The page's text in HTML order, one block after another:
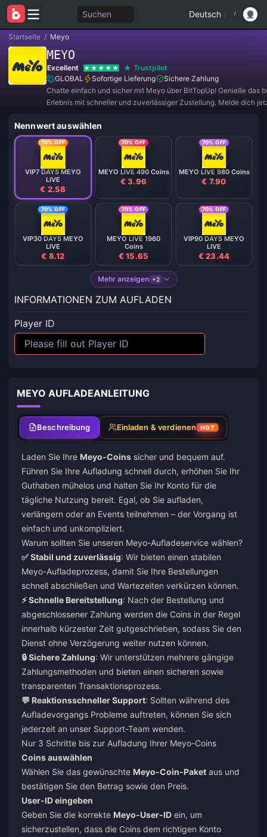
Suchen Deutsch /
Startseite / Meyo
MEYO
Excellent
Trustpilot
GLOBAL
Sofortige Lieferung
Sichere Zahlung
Chatte einfach und sicher mit Meyo über BitTopUp! Genieße das
Erlebnis mit schneller und zuverlässiger Zustellung. Melde dich
Nennwert auswählen
70% OFF
VIP7 DAYS MEYO
LIVE
€ 2.58
70% OFF
MEYO LIVE 490 Coins
€ 3.96
70% OFF
MEYO LIVE 980 Coins
€ 7.90
70% OFF
VIP30 DAYS MEYO
LIVE
€ 8.12
70% OFF
MEYO LIVE 1960
Coins
€ 15.65
70% OFF
VIP90 DAYS MEYO
LIVE
€ 23.44
Mehr anzeigen +2
INFORMATIONEN ZUM AUFLADEN
Player ID
MEYO AUFLADEANLEITUNG
Beschreibung Einladen & verdienen HOT
Laden Sie Ihre Meyo-Coins sicher und bequem auf.
Führen Sie Ihre Aufladung schnell durch, erhöhen Sie Ihr
Guthaben mühelos und halten Sie Ihr Konto für die
tägliche Nutzung bereit. Egal, ob Sie aufladen,
verlängern oder an Events teilnehmen – der Vorgang ist
einfach und unkompliziert.
Warum sollten Sie unseren Meyo-Aufladeservice wählen?
✅ Stabil und zuverlässig: Wir bieten einen stabilen
Meyo-Aufladeprozess, damit Sie Ihre Bestellungen
schnell abschließen und Wartezeiten verkürzen können.
⚡ Schnelle Bereitstellung: Nach der Bestellung und
abgeschlossener Zahlung werden die Coins in der Regel
innerhalb kürzester Zeit gutgeschrieben, sodass Sie den
Dienst ohne Verzögerung weiter nutzen können.
🔒 Sichere Zahlung: Wir unterstützen mehrere gängige
Zahlungsmethoden und bieten einen sicheren sowie
transparenten Transaktionsprozess.
💬 Reaktionsschneller Support: Sollten während des
Aufladevorgangs Probleme auftreten, können Sie sich
jederzeit an unser Support-Team wenden.
Nur 3 Schritte bis zur Aufladung Ihrer Meyo-Coins
Coins auswählen
Wählen Sie das gewünschte Meyo-Coin-Paket aus und
bestätigen Sie den Betrag sowie den Preis.
User-ID eingeben
Geben Sie die korrekte Meyo-User-ID ein, um
sicherzustellen, dass die Coins dem richtigen Konto